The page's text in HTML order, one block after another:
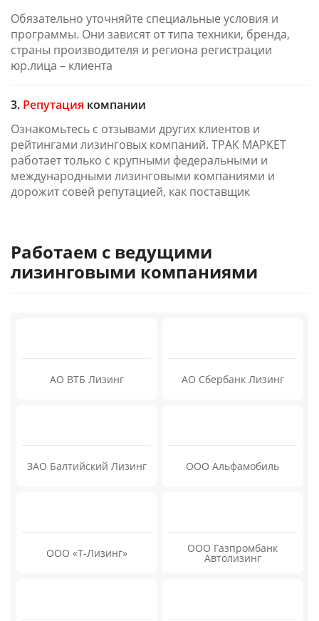
Обязательно уточняйте специальные условия и
программы. Они зависят от типа техники, бренда,
страны производителя и региона регистрации
юр.лица – клиента
3. Репутация компании
Ознакомьтесь с отзывами других клиентов и
рейтингами лизинговых компаний. ТРАК МАРКЕТ
работает только с крупными федеральными и
международными лизинговыми компаниями и
дорожит совей репутацией, как поставщик
Работаем с ведущими
лизинговыми компаниями
АО ВТБ Лизинг АО Сбербанк Лизинг
ЗАО Балтийский Лизинг ООО Альфамобиль
ООО «Т-Лизинг» ООО Газпромбанк
Автолизинг